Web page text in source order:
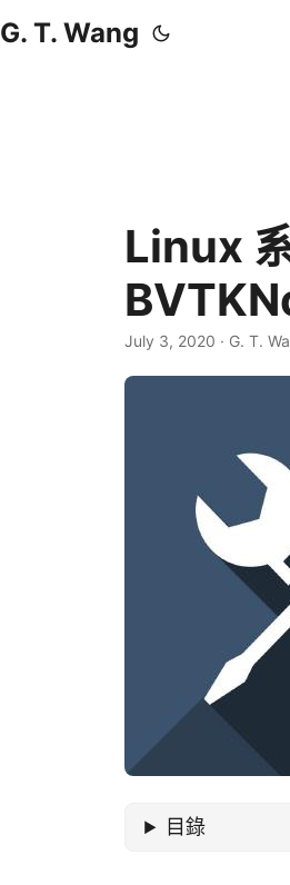
G. T. Wang
Linux
July 3, 2020 · G. T.
目錄